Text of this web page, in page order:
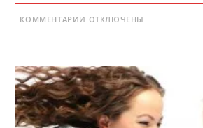
КОММЕНТАРИИ К
ПРО
—
ЛЮБЛЮ
ТЕБЯ
МАМА
ОТКЛЮЧЕНЫ